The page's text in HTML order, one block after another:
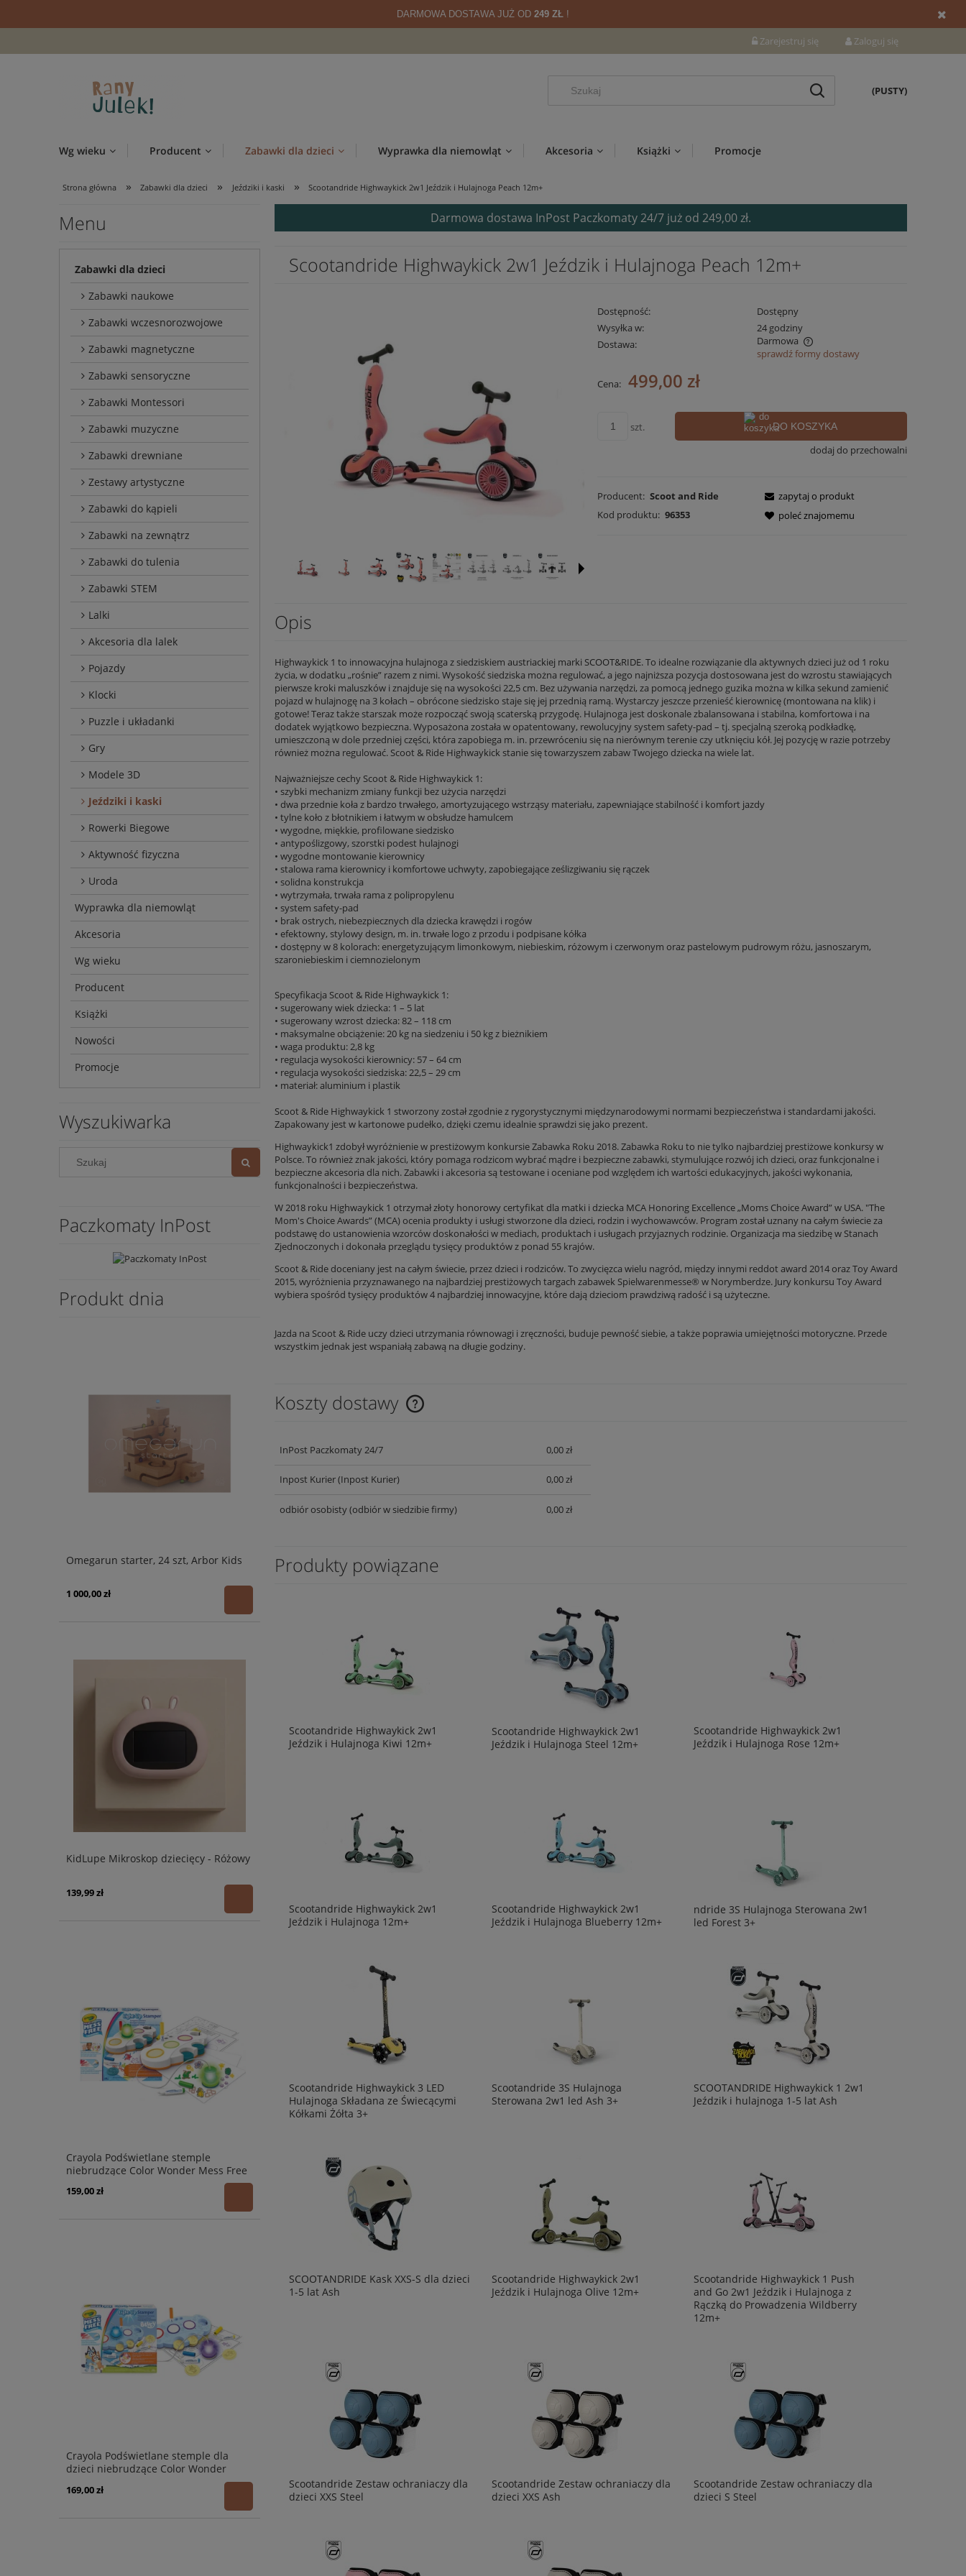
DARMOWA DOSTAWA JUŻ OD 249 ZŁ !
Zarejestruj się Zaloguj się
(PUSTY)
Wg wieku Producent Zabawki dla dzieci Wyprawka dla niemowląt Akcesoria Książki Promocje
Strona główna » Zabawki dla dzieci » Jeździki i kaski » Scootandride Highwaykick 2w1 Jeździk i Hulajnoga Peach 12m+
Menu
Zabawki dla dzieci
Zabawki naukowe
Zabawki wczesnorozwojowe
Zabawki magnetyczne
Zabawki sensoryczne
Zabawki Montessori
Zabawki muzyczne
Zabawki drewniane
Zestawy artystyczne
Zabawki do kąpieli
Zabawki na zewnątrz
Zabawki do tulenia
Zabawki STEM
Lalki
Akcesoria dla lalek
Pojazdy
Klocki
Puzzle i układanki
Gry
Modele 3D
Jeździki i kaski
Rowerki Biegowe
Aktywność fizyczna
Uroda
Wyprawka dla niemowląt
Akcesoria
Wg wieku
Producent
Książki
Nowości
Promocje
Wyszukiwarka
Paczkomaty InPost
Produkt dnia
Omegarun starter, 24 szt, Arbor Kids
1 000,00 zł
KidLupe Mikroskop dziecięcy - Różowy
139,99 zł
Crayola Podświetlane stemple
niebrudzące Color Wonder Mess Free
159,00 zł
Crayola Podświetlane stemple dla
dzieci niebrudzące Color Wonder
169,00 zł
Darmowa dostawa InPost Paczkomaty 24/7 już od 249,00 zł.
Scootandride Highwaykick 2w1 Jeździk i Hulajnoga Peach 12m+
Dostępność:
Dostępny
Wysyłka w:
24 godziny
Dostawa:
Darmowa
Cena nie zawiera ewentualnych kosztów
płatności
sprawdź formy dostawy
Cena: 499,00 zł
szt. DO KOSZYKA
dodaj do przechowalni
Producent: Scoot and Ride
Kod produktu: 96353
zapytaj o produkt
poleć znajomemu
Opis
Highwaykick 1 to innowacyjna hulajnoga z siedziskiem austriackiej marki SCOOT&RIDE. To idealne rozwiązanie dla aktywnych dzieci już od 1 roku
życia, w dodatku „rośnie” razem z nimi. Wysokość siedziska można regulować, a jego najniższa pozycja dostosowana jest do wzrostu stawiających
pierwsze kroki maluszków i znajduje się na wysokości 22,5 cm. Bez używania narzędzi, za pomocą jednego guzika można w kilka sekund zamienić
pojazd w hulajnogę na 3 kołach – obrócone siedzisko staje się jej przednią ramą. Wystarczy jeszcze przenieść kierownicę (montowana na klik) i
gotowe! Teraz także starszak może rozpocząć swoją scaterską przygodę. Hulajnoga jest doskonale zbalansowana i stabilna, komfortowa i na
dodatek wyjątkowo bezpieczna. Wyposażona została w opatentowany, rewolucyjny system safety-pad – tj. specjalną szeroką podkładkę,
umieszczoną w dole przedniej części, która zapobiega m. in. przewróceniu się na nierównym terenie czy utknięciu kół. Jej pozycję w razie potrzeby
również można regulować. Scoot & Ride Highwaykick stanie się towarzyszem zabaw Twojego dziecka na wiele lat.
Najważniejsze cechy Scoot & Ride Highwaykick 1:
• szybki mechanizm zmiany funkcji bez użycia narzędzi
• dwa przednie koła z bardzo trwałego, amortyzującego wstrząsy materiału, zapewniające stabilność i komfort jazdy
• tylne koło z błotnikiem i łatwym w obsłudze hamulcem
• wygodne, miękkie, profilowane siedzisko
• antypoślizgowy, szorstki podest hulajnogi
• wygodne montowanie kierownicy
• stalowa rama kierownicy i komfortowe uchwyty, zapobiegające ześlizgiwaniu się rączek
• solidna konstrukcja
• wytrzymała, trwała rama z polipropylenu
• system safety-pad
• brak ostrych, niebezpiecznych dla dziecka krawędzi i rogów
• efektowny, stylowy design, m. in. trwałe logo z przodu i podpisane kółka
• dostępny w 8 kolorach: energetyzującym limonkowym, niebieskim, różowym i czerwonym oraz pastelowym pudrowym różu, jasnoszarym,
szaroniebieskim i ciemnozielonym
Specyfikacja Scoot & Ride Highwaykick 1:
• sugerowany wiek dziecka: 1 – 5 lat
• sugerowany wzrost dziecka: 82 – 118 cm
• maksymalne obciążenie: 20 kg na siedzeniu i 50 kg z bieżnikiem
• waga produktu: 2,8 kg
• regulacja wysokości kierownicy: 57 – 64 cm
• regulacja wysokości siedziska: 22,5 – 29 cm
• materiał: aluminium i plastik
Scoot & Ride Highwaykick 1 stworzony został zgodnie z rygorystycznymi międzynarodowymi normami bezpieczeństwa i standardami jakości.
Zapakowany jest w kartonowe pudełko, dzięki czemu idealnie sprawdzi się jako prezent.
Highwaykick1 zdobył wyróżnienie w prestiżowym konkursie Zabawka Roku 2018. Zabawka Roku to nie tylko najbardziej prestiżowe konkursy w
Polsce. To również znak jakości, który pomaga rodzicom wybrać mądre i bezpieczne zabawki, stymulujące rozwój ich dzieci, oraz funkcjonalne i
bezpieczne akcesoria dla nich. Zabawki i akcesoria są testowane i oceniane pod względem ich wartości edukacyjnych, jakości wykonania,
funkcjonalności i bezpieczeństwa.
W 2018 roku Highwaykick 1 otrzymał złoty honorowy certyfikat dla matki i dziecka MCA Honoring Excellence „Moms Choice Award” w USA. "The
Mom's Choice Awards” (MCA) ocenia produkty i usługi stworzone dla dzieci, rodzin i wychowawców. Program został uznany na całym świecie za
podstawę do ustanowienia wzorców doskonałości w mediach, produktach i usługach przyjaznych rodzinie. Organizacja ma siedzibę w Stanach
Zjednoczonych i dokonała przeglądu tysięcy produktów z ponad 55 krajów.
Scoot & Ride doceniany jest na całym świecie, przez dzieci i rodziców. To zwycięzca wielu nagród, między innymi reddot award 2014 oraz Toy Award
2015, wyróżnienia przyznawanego na najbardziej prestiżowych targach zabawek Spielwarenmesse® w Norymberdze. Jury konkursu Toy Award
wybiera spośród tysięcy produktów 4 najbardziej innowacyjne, które dają dzieciom prawdziwą radość i są użyteczne.
Jazda na Scoot & Ride uczy dzieci utrzymania równowagi i zręczności, buduje pewność siebie, a także poprawia umiejętności motoryczne. Przede
wszystkim jednak jest wspaniałą zabawą na długie godziny.
Koszty dostawy
InPost Paczkomaty 24/7 0,00 zł
Inpost Kurier(Inpost Kurier) 0,00 zł
odbiór osobisty(odbiór w siedzibie firmy) 0,00 zł
Produkty powiązane
Scootandride Highwaykick 2w1
Jeździk i Hulajnoga Kiwi 12m+
Scootandride Highwaykick 2w1
Jeździk i Hulajnoga Steel 12m+
Scootandride Highwaykick 2w1
Jeździk i Hulajnoga Rose 12m+
Scootandride Highwaykick 2w1
Jeździk i Hulajnoga 12m+
Scootandride Highwaykick 2w1
Jeździk i Hulajnoga Blueberry 12m+
ndride 3S Hulajnoga Sterowana 2w1
led Forest 3+
Scootandride Highwaykick 3 LED
Hulajnoga Składana ze Świecącymi
Kółkami Żółta 3+
Scootandride 3S Hulajnoga
Sterowana 2w1 led Ash 3+
SCOOTANDRIDE Highwaykick 1 2w1
Jeździk i hulajnoga 1-5 lat Ash
SCOOTANDRIDE Kask XXS-S dla dzieci
1-5 lat Ash
Scootandride Highwaykick 2w1
Jeździk i Hulajnoga Olive 12m+
Scootandride Highwaykick 1 Push
and Go 2w1 Jeździk i Hulajnoga z
Rączką do Prowadzenia Wildberry
12m+
Scootandride Zestaw ochraniaczy dla
dzieci XXS Steel
Scootandride Zestaw ochraniaczy dla
dzieci XXS Ash
Scootandride Zestaw ochraniaczy dla
dzieci S Steel